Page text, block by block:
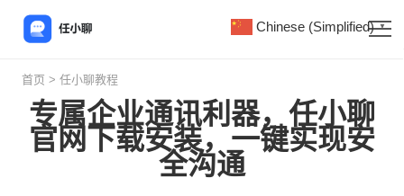
首页 > 任小聊教程
专属企业通讯利器，任小聊
官网下载安装，一键实现安
全沟通
Chinese (Simplified) ▼